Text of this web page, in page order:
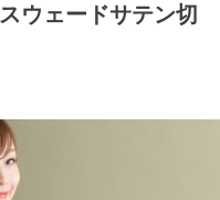
ウェードサテン切